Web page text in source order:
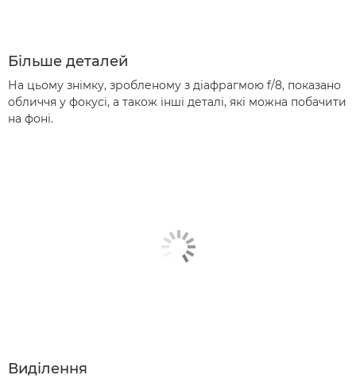
Більше деталей
На цьому знімку, зробленому з діафрагмою f/8, показано
обличчя у фокусі, а також інші деталі, які можна побачити
на фоні.
Виділення